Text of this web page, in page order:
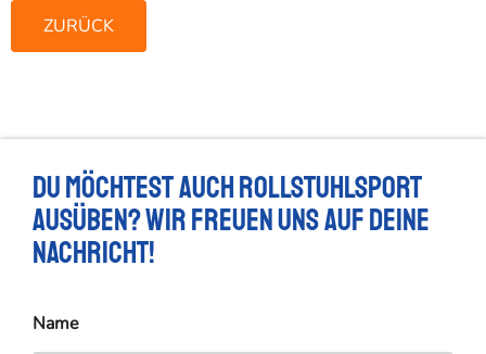
ZURÜCK
Du möchtest auch Rollstuhlsport
ausüben? Wir freuen uns auf deine
Nachricht!
Name